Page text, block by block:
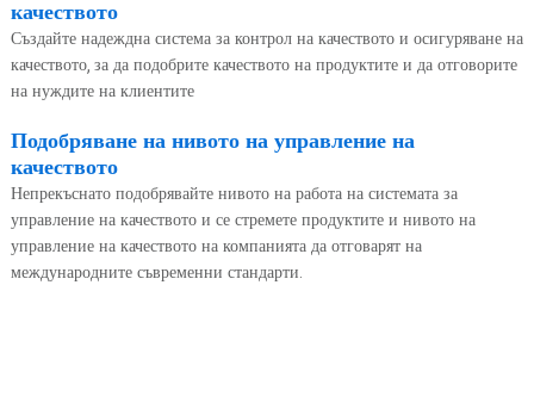
качеството
Създайте надеждна система за контрол на качеството и осигуряване на
качеството, за да подобрите качеството на продуктите и да отговорите
на нуждите на клиентите
Подобряване на нивото на управление на
качеството
Непрекъснато подобрявайте нивото на работа на системата за
управление на качеството и се стремете продуктите и нивото на
управление на качеството на компанията да отговарят на
международните съвременни стандарти.